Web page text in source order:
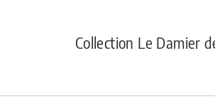
Collection Le Damier